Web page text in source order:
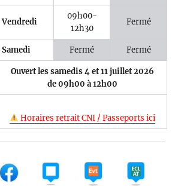
Vendredi
09h00-
12h30
Fermé
Samedi Fermé Fermé
Ouvert les samedis 4 et 11 juillet 2026
de 09h00 à 12h00
Horaires retrait CNI / Passeports ici